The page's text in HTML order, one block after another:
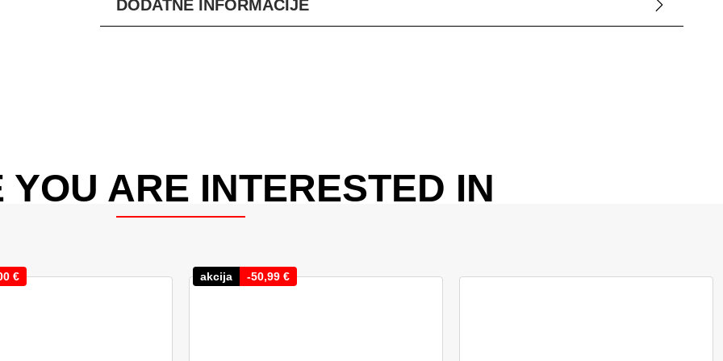
DODATNE INFORMACIJE
YOU ARE INTERESTED IN
€ akcija -50,99 €